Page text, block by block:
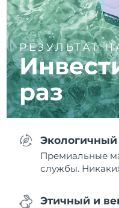
РЕЗУЛЬТАТ
раз
Экологичный
Премиальные
службы.
Этичный и